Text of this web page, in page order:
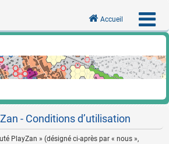
Accueil
- Conditions d’utilisation
PlayZan » (désigné ci-après par « nous »,